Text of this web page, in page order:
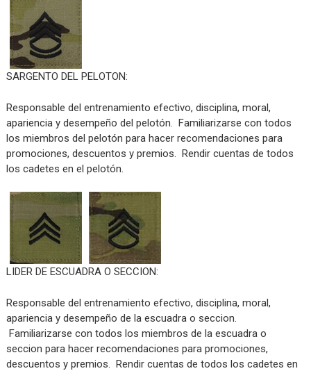
SARGENTO DEL PELOTON:
Responsable del entrenamiento efectivo, disciplina, moral,
apariencia y desempeño del pelotón. Familiarizarse con todos
los miembros del pelotón para hacer recomendaciones para
promociones, descuentos y premios. Rendir cuentas de todos
los cadetes en el pelotón.
LIDER DE ESCUADRA O SECCION:
Responsable del entrenamiento efectivo, disciplina, moral,
apariencia y desempeño de la escuadra o seccion.
Familiarizarse con todos los miembros de la escuadra o
seccion para hacer recomendaciones para promociones,
descuentos y premios. Rendir cuentas de todos los cadetes en